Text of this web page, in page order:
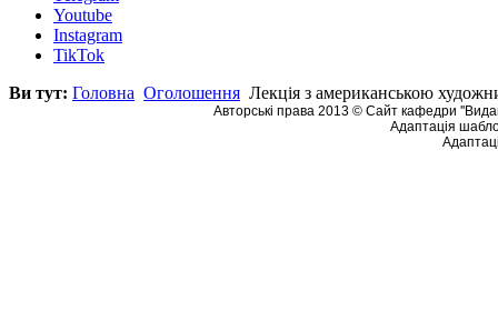
Youtube
Instagram
TikTok
Ви тут: Головна Оголошення Лекція з американською
Авторські права 2013 © Сайт кафедри
Адаптація